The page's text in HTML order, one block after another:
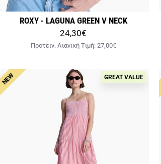
ROXY - LAGUNA GREEN V NECK
24,30€
Προτειν. Λιανική Tιμή: 27,00€
NEW GREAT VALUE